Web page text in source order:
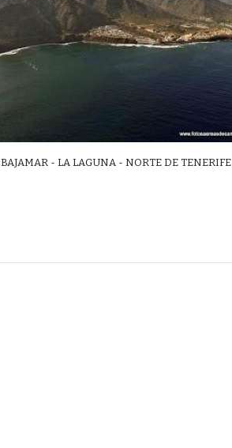
BAJAMAR - LA LAGUNA - NORTE DE TENERIFE